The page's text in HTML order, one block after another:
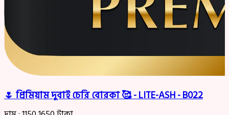
🌷 প্রিমিয়াম দুবাই চেরি বোরকা 🥰 - LITE-ASH - B022